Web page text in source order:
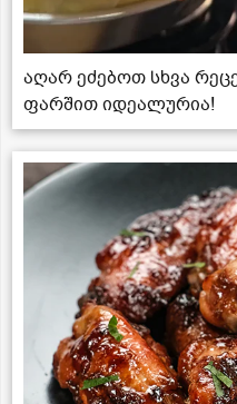
აღარ ეძებოთ სხვა
ფარშით იდეალურია!